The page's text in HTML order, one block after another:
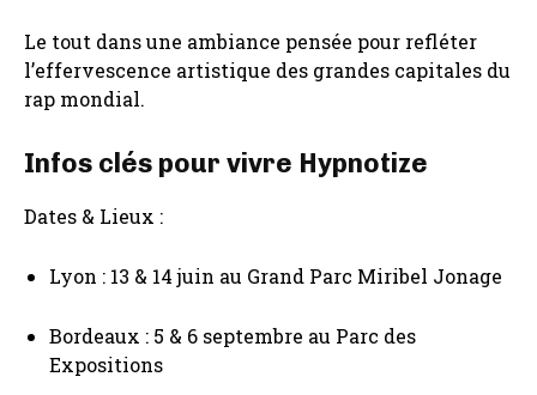
Le tout dans une ambiance pensée pour refléter
l’effervescence artistique des grandes capitales du
rap mondial.
Infos clés pour vivre Hypnotize
Dates & Lieux :
Lyon : 13 & 14 juin au Grand Parc Miribel Jonage
Bordeaux : 5 & 6 septembre au Parc des
Expositions